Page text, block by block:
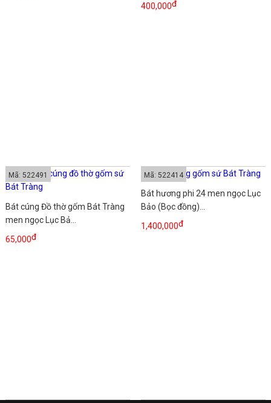
400,000đ
Bát cúng Đồ thờ gốm Bát Tràng
men ngọc Lục Bả...
65,000đ
Mã: 522491
Bát hương phi 24 men ngọc Lục
Bảo (Bọc đồng)...
1,400,000đ
Mã: 522414